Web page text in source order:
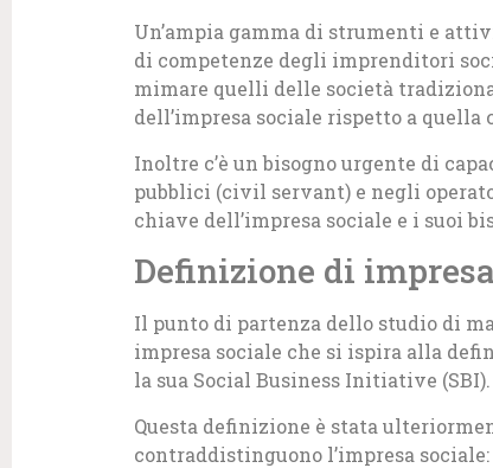
Un’ampia gamma di strumenti e
di competenze degli imprenditori
mimare quelli delle società
dell’impresa sociale rispetto a quella
Inoltre c’è un bisogno urgente di
pubblici (civil servant) e negli
chiave dell’impresa sociale e i suoi
Definizione di
Il punto di partenza dello studio di
impresa sociale che si ispira alla
la sua Social Business Initiative (SBI).
Questa definizione è stata
contraddistinguono l’impresa sociale: